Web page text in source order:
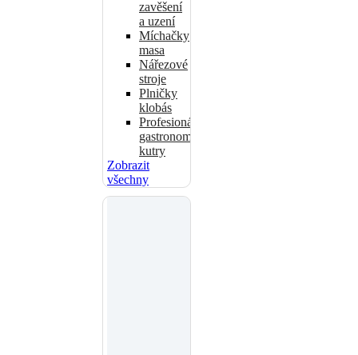
zavěšení
a uzení
Míchačky
masa
Nářezové
stroje
Plničky
klobás
Profesionální
gastronomické
kutry
Zobrazit
všechny